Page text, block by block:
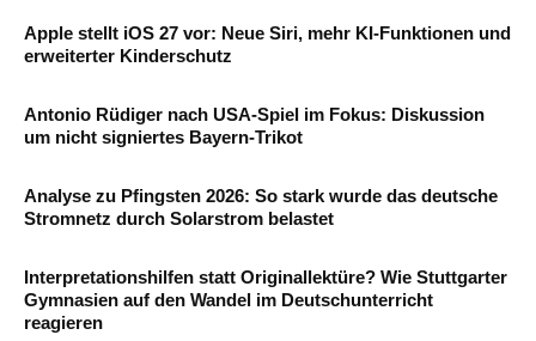
Apple stellt iOS 27 vor: Neue Siri, mehr KI-Funktionen und
erweiterter Kinderschutz
Antonio Rüdiger nach USA-Spiel im Fokus: Diskussion
um nicht signiertes Bayern-Trikot
Analyse zu Pfingsten 2026: So stark wurde das deutsche
Stromnetz durch Solarstrom belastet
Interpretationshilfen statt Originallektüre? Wie Stuttgarter
Gymnasien auf den Wandel im Deutschunterricht
reagieren